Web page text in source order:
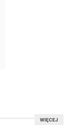
WIĘCEJ